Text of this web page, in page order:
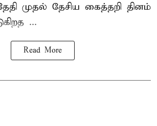
முதல் தேசிய கைத்தறி தினம்
...
Read More